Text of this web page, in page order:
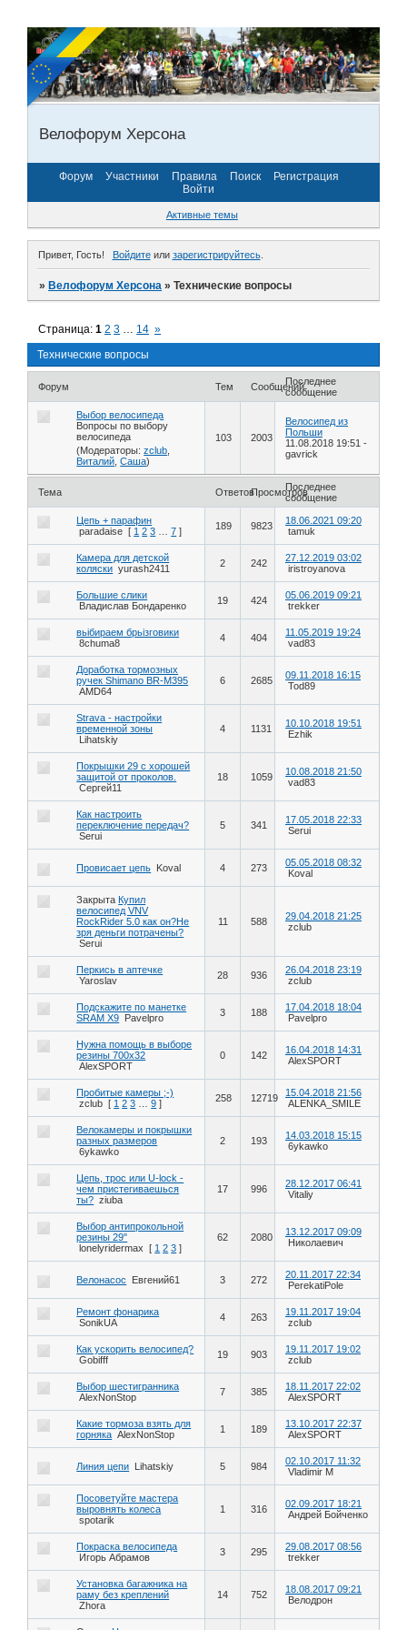
Велофорум Херсона
Форум Участники Правила Поиск
Регистрация
Войти
Активные темы
Привет, Гость! Войдитеили зарегистрируйтесь.
»Велофорум Херсона »Технические вопросы
Технические вопросы
Страница:1 2 3 … 14 »
Форум Тем СообщенийПоследнее
сообщение
Выбор велосипеда
Вопросы по выбору
велосипеда
(Модераторы:zclub
Виталий ,Саша)
103 2003
Велосипед из
Польши
11.08.2018 19:51 -
gavrick
Тема ОтветовПросмотровПоследнее
сообщение
Цепь + парафин
paradaise [ 1 2 3 7 ] 189 9823
18.06.2021 09:20
tamuk
Камера для детской
коляски yurash2411 2 242
27.12.2019 03:02
iristroyanova
Большие слики
Владислав Бондаренко
19 424
05.06.2019 09:21
trekker
вьібираем брьізговики
8chuma8
4 404
11.05.2019 19:24
vad83
Доработка тормозных
ручек Shimano BR-M395
AMD64
6 2685
09.11.2018 16:15
Tod89
Strava - настройки
временной зоны
Lihatskiy
4 1131
10.10.2018 19:51
Ezhik
Покрышки 29 с хорошей
защитой от проколов.
Сергей11
18 1059
10.08.2018 21:50
vad83
Как настроить
переключение передач?
Serui
5 341
17.05.2018 22:33
Serui
Провисает цепь Koval 4 273
05.05.2018 08:32
Koval
ЗакрытаКупил
велосипед VNV
RockRider 5.0 как он?Не
зря деньги потрачены?
Serui
11 588
29.04.2018 21:25
zclub
Перкись в аптечке
Yaroslav
28 936
26.04.2018 23:19
zclub
Подскажите по манетке
SRAM X9 Pavelpro 3 188
17.04.2018 18:04
Pavelpro
Нужна помощь в выборе
резины 700х32
AlexSPORT
0 142
16.04.2018 14:31
AlexSPORT
Пробитые камеры ;-)
zclub [ 1 2 3 9 ] 258 12719
15.04.2018 21:56
ALENKA_SMILE
Велокамеры и покрышки
разных размеров
6ykawko
2 193
14.03.2018 15:15
6ykawko
Цепь, трос или U-lock -
чем пристегиваешься
ты? ziuba
17 996
28.12.2017 06:41
Vitaliy
Выбор антипрокольной
резины 29"
lonelyridermax
[ 1 2 3 ]
62 2080
13.12.2017 09:09
Николаевич
Велонасос Евгений61 3 272
20.11.2017 22:34
PerekatiPole
Ремонт фонарика
SonikUA
4 263
19.11.2017 19:04
zclub
Как ускорить велосипед?
Gobifff
19 903
19.11.2017 19:02
zclub
Выбор шестигранника
AlexNonStop
7 385
18.11.2017 22:02
AlexSPORT
Какие тормоза взять для
горняка AlexNonStop 1 189
13.10.2017 22:37
AlexSPORT
Линия цепи Lihatskiy 5 984
02.10.2017 11:32
Vladimir M
Посоветуйте мастера
выровнять колеса
spotarik
1 316
02.09.2017 18:21
Андрей Бойченко
Покраска велосипеда
Игорь Абрамов
3 295
29.08.2017 08:56
trekker
Установка багажника на
раму без креплений
Zhora
14 752
18.08.2017 09:21
Велодрон